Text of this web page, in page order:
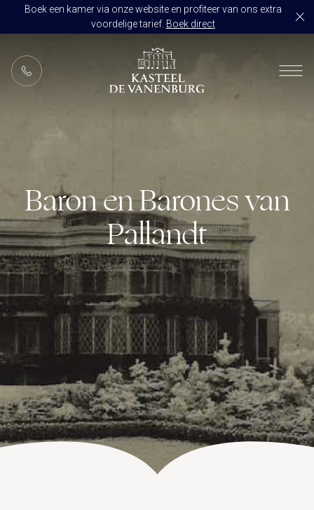
Boek een kamer via onze website en profiteer van ons extra
voordelige tarief. Boek direct
NL
ALLES OP ÉÉN LOCATIE
TROUWZALEN
VOORBEELDOFFERTE
BRUIDSSUITE
TROUWLOCATIE ROUTE
ARRANGEMENTEN
ACTIVITEITEN
CONGRES OF CONFERENTIE
EVENEMENT
VERGADERING
VERGADEREN MET OVERNACHTING
JUBILEUM
FEEST
CONCERT
GROEPSDINER
UITVAART EN CONDOLEANCE
OVER KASTEEL DE VANENBURG
GESCHIEDENIS
ONS TEAM
PLATTEGROND
VERHALEN
IN DE OMGEVING
HUISREGELS EN VEELGESTELDE VRAGEN
3882 RH Putten
Route plannen
info@vanenburg.nl
0341 375 454
Baron en Barones van
Pallandt